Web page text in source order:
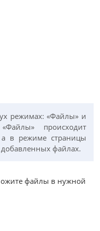
режимах: «Файлы» и
происходит
в режиме страницы
файлах.
файлы в нужной